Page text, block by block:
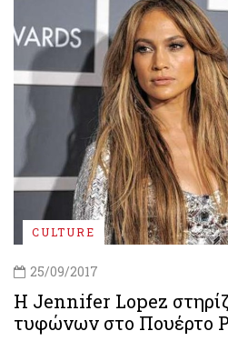
CULTURE
25/09/2017
Η Jennifer Lopez
τυφώνων στο Πουέρτο